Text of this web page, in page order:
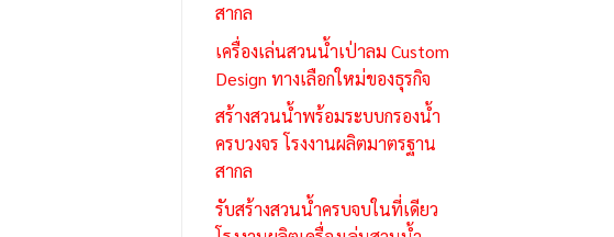
สากล
เครื่องเล่นสวนน้ำเป่าลม Custom
Design ทางเลือกใหม่ของธุรกิจ
สร้างสวนน้ำพร้อมระบบกรองน้ำ
ครบวงจร โรงงานผลิตมาตรฐาน
สากล
รับสร้างสวนน้ำครบจบในที่เดียว